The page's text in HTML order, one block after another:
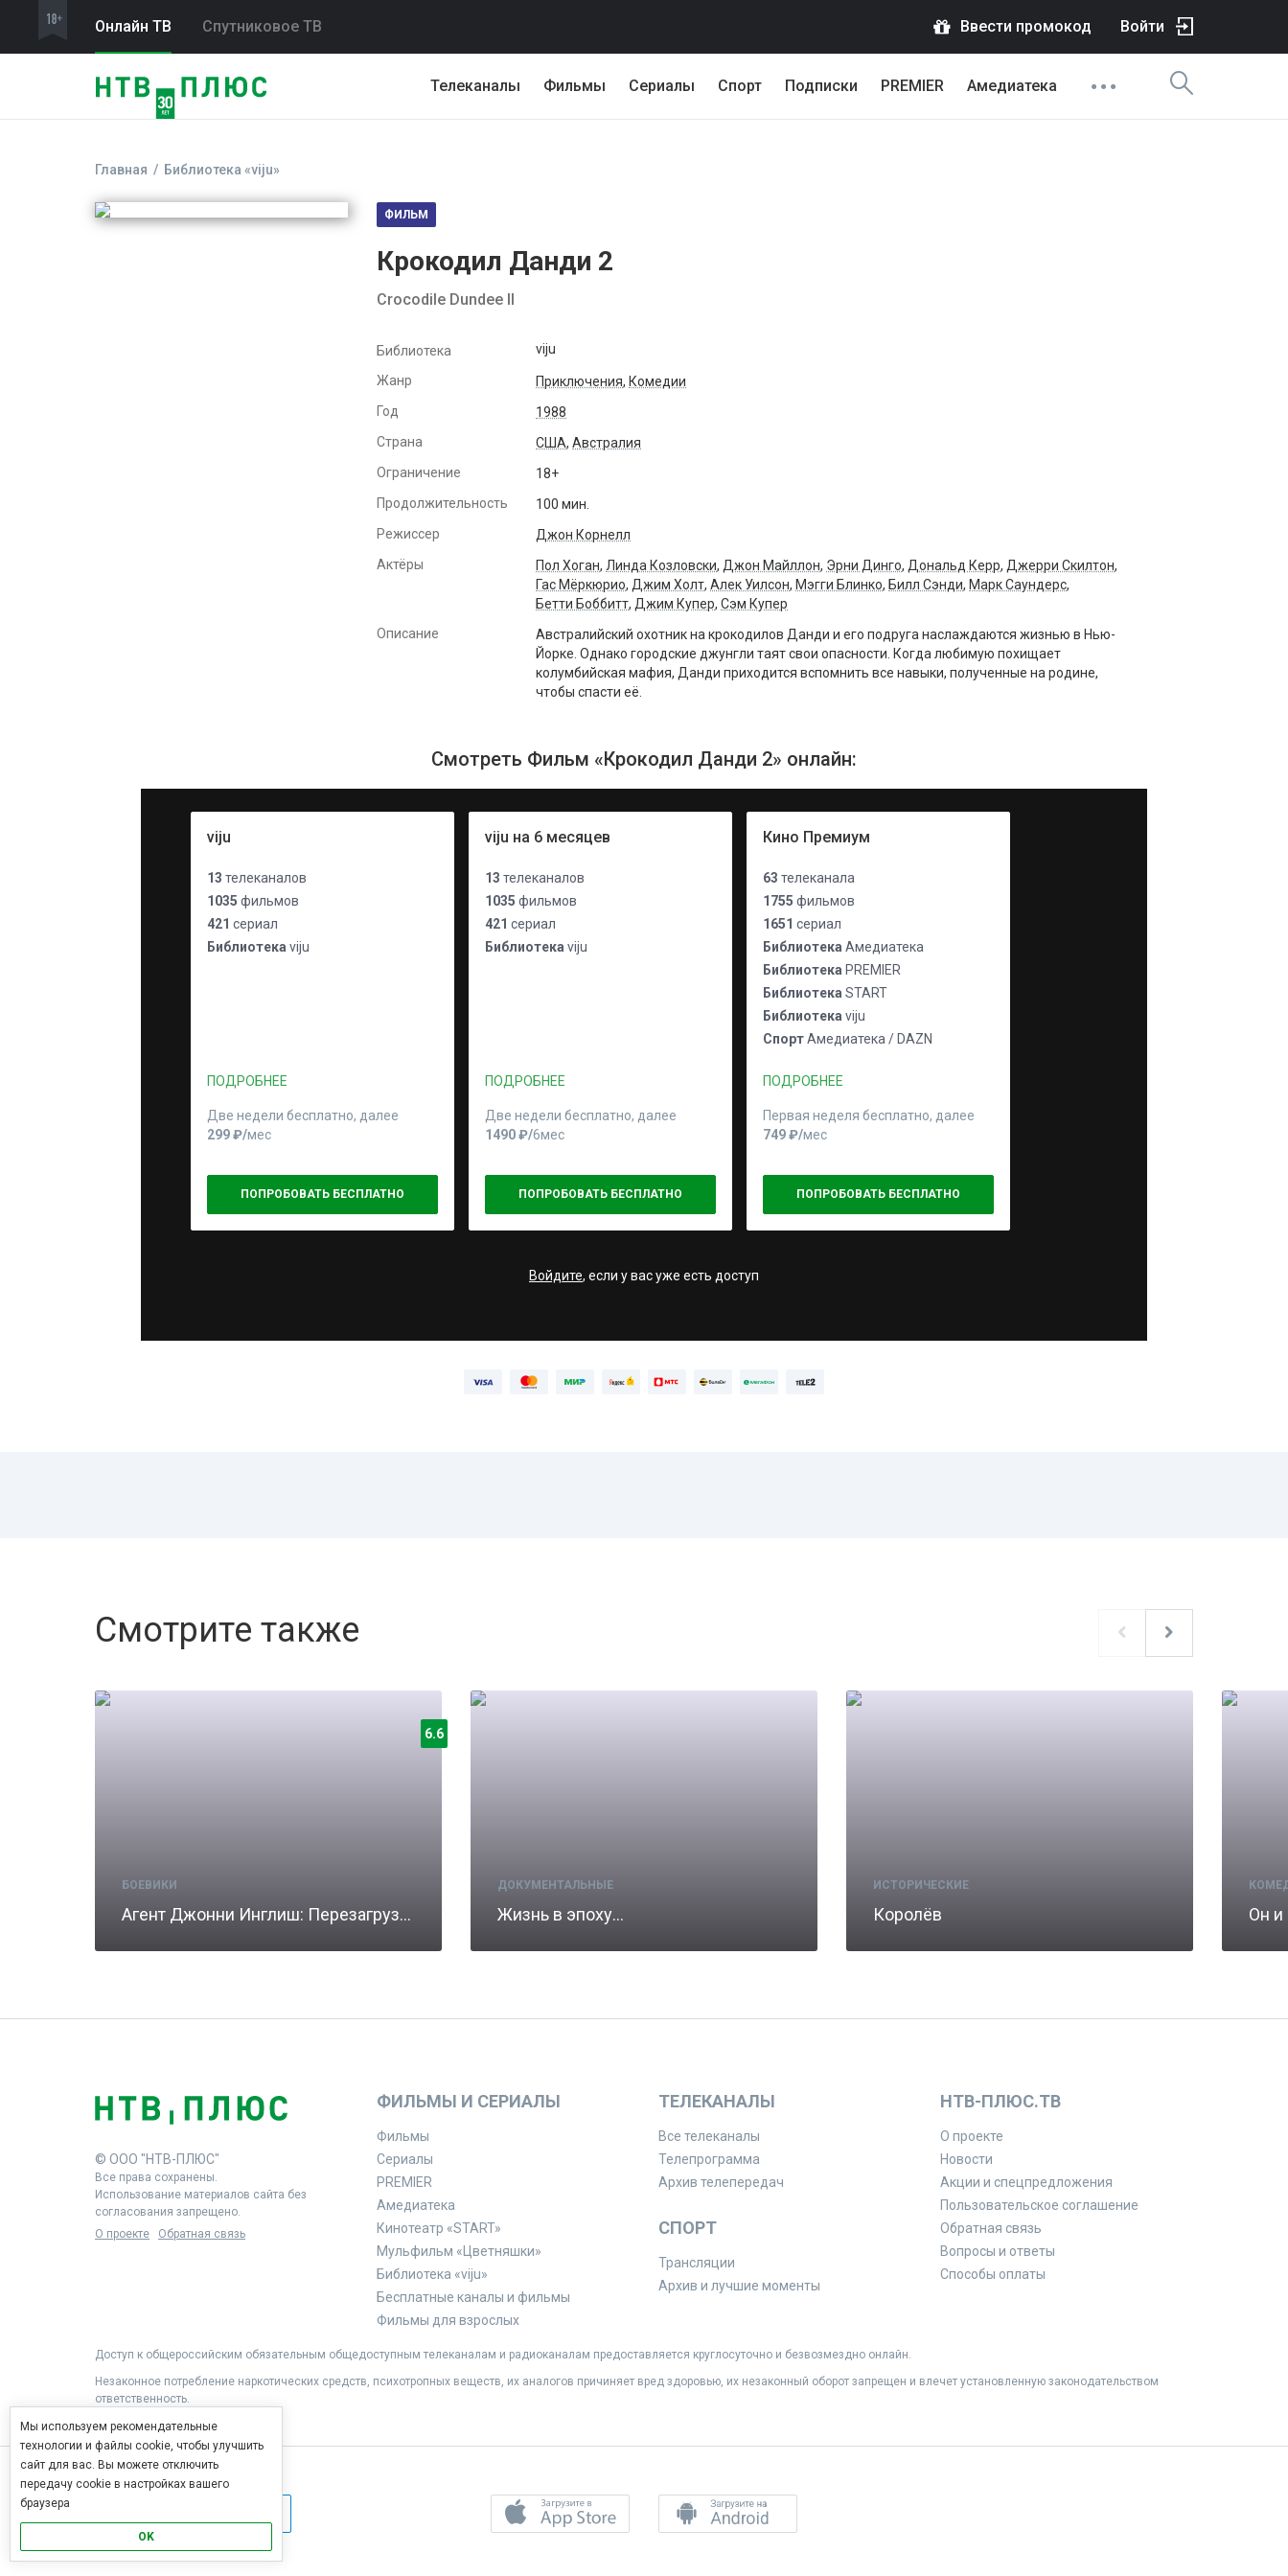
Онлайн ТВ Спутниковое ТВ Ввести промокод Войти
Телеканалы Фильмы Сериалы Спорт Подписки PREMIER Амедиатека
Главная Библиотека «viju»
ФИЛЬМ
Крокодил Данди 2
Crocodile Dundee II
Библиотека viju
Жанр Приключения, Комедии
Год
1988
Страна
США, Австралия
Ограничение
18+
Продолжительность
100 мин.
Режиссер
Джон Корнелл
Актёры
Пол Хоган, Линда Козловски, Джон Майллон, Эрни Динго, Дональд Керр, Джерри Скилтон,
Гас Мёркюрио, Джим Холт, Алек Уилсон, Мэгги Блинко, Билл Сэнди, Марк Саундерс,
Бетти Боббитт, Джим Купер, Сэм Купер
Описание
Австралийский охотник на крокодилов Данди и его подруга наслаждаются жизнью в Нью-
Йорке. Однако городские джунгли таят свои опасности. Когда любимую похищает
колумбийская мафия, Данди приходится вспомнить все навыки, полученные на родине,
чтобы спасти её.
Смотреть Фильм «Крокодил Данди 2» онлайн:
viju
13 телеканалов
1035 фильмов
421 сериал
Библиотека viju
ПОДРОБНЕЕ
Две недели бесплатно, далее
299 ₽⁠/⁠мес
ПОПРОБОВАТЬ БЕСПЛАТНО
viju на 6 месяцев
13 телеканалов
1035 фильмов
421 сериал
Библиотека viju
ПОДРОБНЕЕ
Две недели бесплатно, далее
1490 ₽⁠/⁠6мес
ПОПРОБОВАТЬ БЕСПЛАТНО
Кино Премиум
63 телеканала
1755 фильмов
1651 сериал
Библиотека Амедиатека
Библиотека PREMIER
Библиотека START
Библиотека viju
СпортАмедиатека / DAZN
ПОДРОБНЕЕ
Первая неделя бесплатно, далее
749 ₽⁠/⁠мес
ПОПРОБОВАТЬ БЕСПЛАТНО
Войдите, если у вас уже есть доступ
Смотрите также
6.6
БОЕВИКИ
Агент Джонни Инглиш: Перезагрузка
ДОКУМЕНТАЛЬНЫЕ
Жизнь в эпоху…
ИСТОРИЧЕСКИЕ
Королёв Он и
© ООО "НТВ-ПЛЮС"
Все права сохранены.
Использование материалов сайта без
согласования запрещено.
О проекте
Обратная связь
ФИЛЬМЫ И СЕРИАЛЫ
Фильмы
Сериалы
PREMIER
Амедиатека
Кинотеатр «START»
Мульфильм «Цветняшки»
Библиотека «viju»
Бесплатные каналы и фильмы
Фильмы для взрослых
ТЕЛЕКАНАЛЫ
Все телеканалы
Телепрограмма
Архив телепередач
СПОРТ
Трансляции
Архив и лучшие моменты
НТВ-ПЛЮС.ТВ
О проекте
Новости
Акции и спецпредложения
Пользовательское соглашение
Обратная связь
Вопросы и ответы
Способы оплаты
Доступ к общероссийским обязательным общедоступным телеканалам и радиоканалам предоставляется круглосуточно и безвозмездно онлайн.
Незаконное потребление наркотических средств, психотропных веществ, их аналогов причиняет вред здоровью, их незаконный оборот запрещен и влечет установленную законодательством
ответственность.
Мы используем рекомендательные
технологии и файлы cookie, чтобы улучшить
сайт для вас. Вы можете отключить
передачу cookie в настройках вашего
браузера
OK